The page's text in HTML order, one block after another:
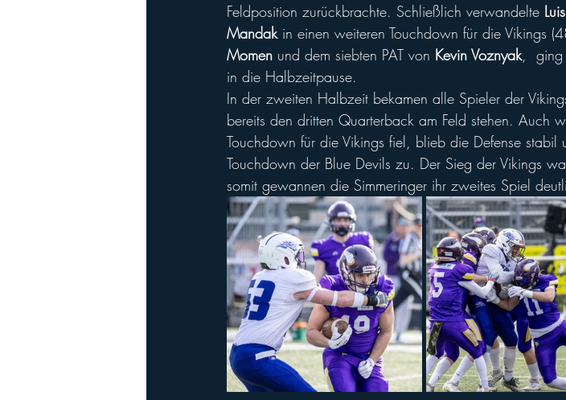
Feldposition zurückbrachte. Schließlich verwandelte
Mandak in einen weiteren Touchdown für die Vikings
Momen und dem siebten PAT von Kevin Voznyak ,
in die Halbzeitpause.
In der zweiten Halbzeit bekamen alle Spieler der
bereits den dritten Quarterback am Feld stehen. Auch
Touchdown für die Vikings fiel, blieb die Defense
Touchdown der Blue Devils zu. Der Sieg der Vikings
somit gewannen die Simmeringer ihr zweites Spiel